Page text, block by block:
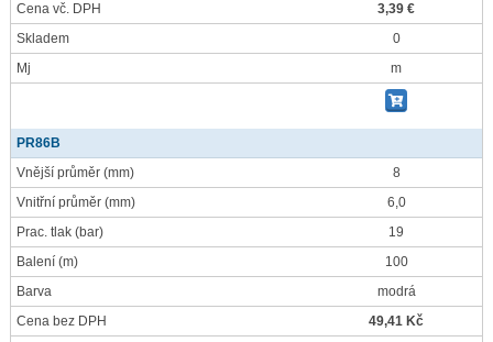
Cena vč. DPH
3,39 €
Skladem
0
Mj
m
PR86B
Vnější průměr (mm)
8
Vnitřní průměr (mm)
6,0
Prac. tlak (bar)
19
Balení (m)
100
Barva
modrá
Cena bez DPH
49,41 Kč